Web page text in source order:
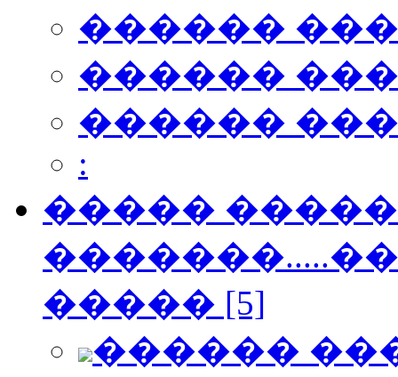
������
������
������
:
�����
����� [5]
������